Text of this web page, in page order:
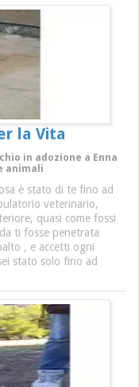
la Vita
in adozione a Enna
animali
è stato di te fino ad
veterinario,
quasi come fossi
ti fosse penetrata
, e accetti ogni
stato solo fino ad